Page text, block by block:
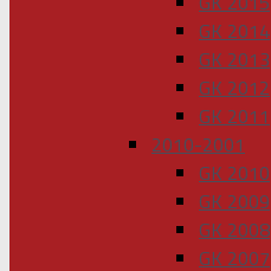
GK 2014
GK 2013
GK 2012
GK 2011
2010-2001
GK 2010
GK 2009
GK 2008
GK 2007